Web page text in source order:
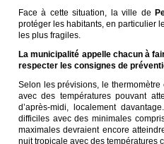
Face à cette situation, la ville de
protéger les habitants, en particulier
les plus fragiles.
La municipalité appelle chacun à
respecter les consignes de
Selon les prévisions, le
avec des températures pouvant
d’après-midi, localement
difficiles avec des minimales
maximales devraient encore
nuit tropicale avec des températures